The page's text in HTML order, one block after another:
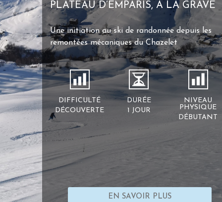
PLATEAU D’EMPARIS, À LA GRAVE
Une initiation au ski de randonnée depuis les
remontées mécaniques du Chazelet
DIFFICULTÉ
DÉCOUVERTE
DURÉE
1 JOUR
NIVEAU
PHYSIQUE
DÉBUTANT
EN SAVOIR PLUS